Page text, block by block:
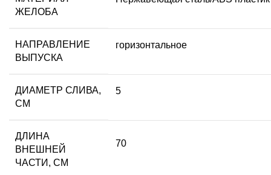
ЖЕЛОБА
НАПРАВЛЕНИЕ
ВЫПУСКА
горизонтальное
ДИАМЕТР СЛИВА,
СМ
5
ДЛИНА
ВНЕШНЕЙ
ЧАСТИ, СМ
70